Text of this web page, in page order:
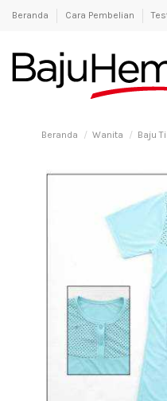
Beranda Cara Pembelian
Beranda Wanita Baju